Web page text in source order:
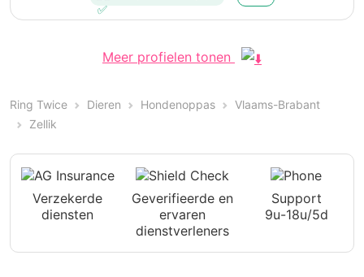
Meer profielen tonen
Ring Twice Dieren Hondenoppas
Vlaams-Brabant
Zellik
Verzekerde
diensten
Geverifieerde en
ervaren
dienstverleners
Support
9u-18u/5d